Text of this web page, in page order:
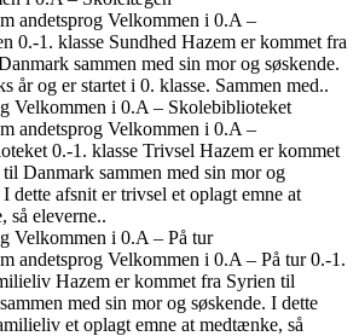
andetsprog Velkommen i 0.A –
0.-1. klasse Sundhed Hazem er kommet fra
sammen med sin mor og søskende.
år og er startet i 0. klasse. Sammen med..
Velkommen i 0.A – Skolebiblioteket
andetsprog Velkommen i 0.A –
0.-1. klasse Trivsel Hazem er kommet
Danmark sammen med sin mor og
I dette afsnit er trivsel et oplagt emne at
så eleverne..
Velkommen i 0.A – På tur
andetsprog Velkommen i 0.A – På tur 0.-1.
Hazem er kommet fra Syrien til
med sin mor og søskende. I dette
et oplagt emne at medtænke, så